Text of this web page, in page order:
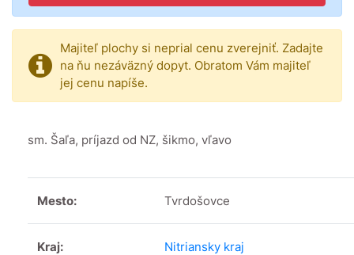
Majiteľ plochy si neprial cenu zverejniť. Zadajte
na ňu nezáväzný dopyt. Obratom Vám majiteľ
jej cenu napíše.
sm. Šaľa, príjazd od NZ, šikmo, vľavo
Mesto: Tvrdošovce
Kraj: Nitriansky kraj